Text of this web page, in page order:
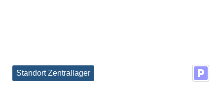
Standort Zentrallager